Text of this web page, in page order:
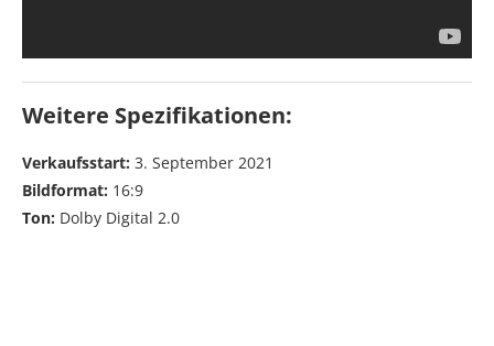
Weitere Spezifikationen:
Verkaufsstart: 3. September 2021
Bildformat: 16:9
Ton: Dolby Digital 2.0